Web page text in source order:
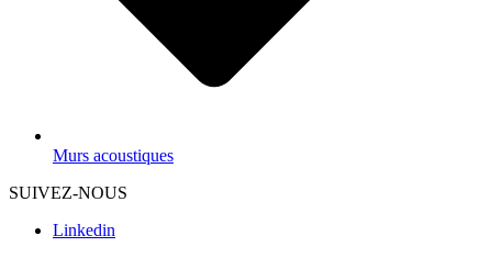
Murs acoustiques
SUIVEZ-NOUS
Linkedin